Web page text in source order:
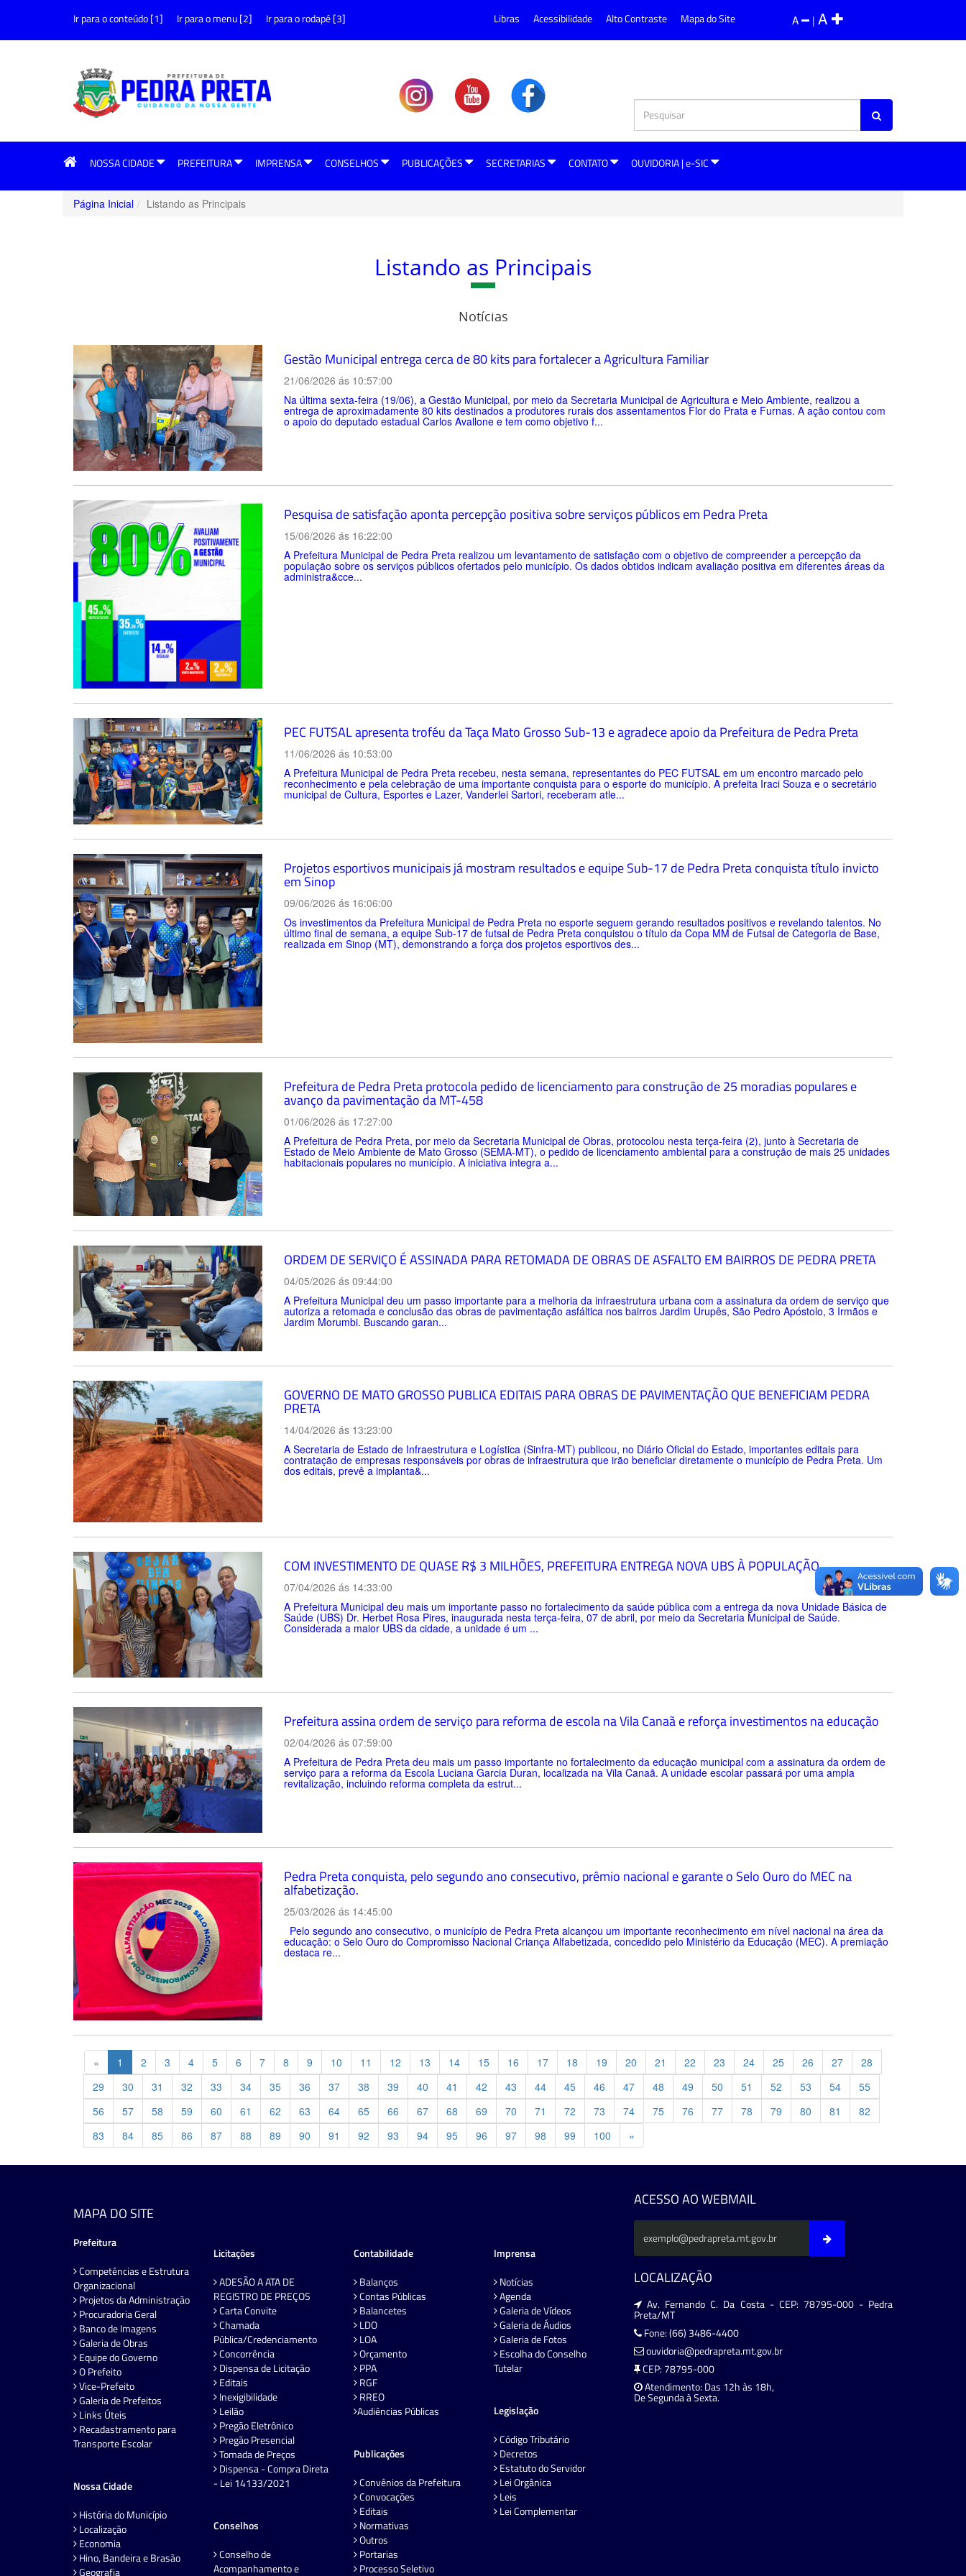
Ir para o conteúdo [1] Ir para o menu [2] Ir para o rodapé [3] A | A
Libras Acessibilidade Alto Contraste Mapa do Site
NOSSA CIDADE PREFEITURA IMPRENSA CONSELHOS PUBLICAÇÕES SECRETARIAS CONTATO OUVIDORIA | e-SIC
Página Inicial Listando as Principais
Listando as Principais
Notícias
Gestão Municipal entrega cerca de 80 kits para fortalecer a Agricultura Familiar
21/06/2026 ás 10:57:00
Na última sexta-feira (19/06), a Gestão Municipal, por meio da Secretaria Municipal de Agricultura e Meio Ambiente, realizou a
entrega de aproximadamente 80 kits destinados a produtores rurais dos assentamentos Flor do Prata e Furnas. A ação contou com
o apoio do deputado estadual Carlos Avallone e tem como objetivo f...
Pesquisa de satisfação aponta percepção positiva sobre serviços públicos em Pedra Preta
15/06/2026 ás 16:22:00
A Prefeitura Municipal de Pedra Preta realizou um levantamento de satisfação com o objetivo de compreender a percepção da
população sobre os serviços públicos ofertados pelo município. Os dados obtidos indicam avaliação positiva em diferentes áreas da
administra&cce...
PEC FUTSAL apresenta troféu da Taça Mato Grosso Sub-13 e agradece apoio da Prefeitura de Pedra Preta
11/06/2026 ás 10:53:00
A Prefeitura Municipal de Pedra Preta recebeu, nesta semana, representantes do PEC FUTSAL em um encontro marcado pelo
reconhecimento e pela celebração de uma importante conquista para o esporte do município. A prefeita Iraci Souza e o secretário
municipal de Cultura, Esportes e Lazer, Vanderlei Sartori, receberam atle...
Projetos esportivos municipais já mostram resultados e equipe Sub-17 de Pedra Preta conquista título invicto
em Sinop
09/06/2026 ás 16:06:00
Os investimentos da Prefeitura Municipal de Pedra Preta no esporte seguem gerando resultados positivos e revelando talentos. No
último final de semana, a equipe Sub-17 de futsal de Pedra Preta conquistou o título da Copa MM de Futsal de Categoria de Base,
realizada em Sinop (MT), demonstrando a força dos projetos esportivos des...
Prefeitura de Pedra Preta protocola pedido de licenciamento para construção de 25 moradias populares e
avanço da pavimentação da MT-458
01/06/2026 ás 17:27:00
A Prefeitura de Pedra Preta, por meio da Secretaria Municipal de Obras, protocolou nesta terça-feira (2), junto à Secretaria de
Estado de Meio Ambiente de Mato Grosso (SEMA-MT), o pedido de licenciamento ambiental para a construção de mais 25 unidades
habitacionais populares no município. A iniciativa integra a...
ORDEM DE SERVIÇO É ASSINADA PARA RETOMADA DE OBRAS DE ASFALTO EM BAIRROS DE PEDRA PRETA
04/05/2026 ás 09:44:00
A Prefeitura Municipal deu um passo importante para a melhoria da infraestrutura urbana com a assinatura da ordem de serviço que
autoriza a retomada e conclusão das obras de pavimentação asfáltica nos bairros Jardim Urupês, São Pedro Apóstolo, 3 Irmãos e
Jardim Morumbi. Buscando garan...
GOVERNO DE MATO GROSSO PUBLICA EDITAIS PARA OBRAS DE PAVIMENTAÇÃO QUE BENEFICIAM PEDRA
PRETA
14/04/2026 ás 13:23:00
A Secretaria de Estado de Infraestrutura e Logística (Sinfra-MT) publicou, no Diário Oficial do Estado, importantes editais para
contratação de empresas responsáveis por obras de infraestrutura que irão beneficiar diretamente o município de Pedra Preta. Um
dos editais, prevê a implanta&...
COM INVESTIMENTO DE QUASE R$ 3 MILHÕES, PREFEITURA ENTREGA NOVA UBS À POPULAÇÃO
07/04/2026 ás 14:33:00
A Prefeitura Municipal deu mais um importante passo no fortalecimento da saúde pública com a entrega da nova Unidade Básica de
Saúde (UBS) Dr. Herbet Rosa Pires, inaugurada nesta terça-feira, 07 de abril, por meio da Secretaria Municipal de Saúde.
Considerada a maior UBS da cidade, a unidade é um ...
Prefeitura assina ordem de serviço para reforma de escola na Vila Canaã e reforça investimentos na educação
02/04/2026 ás 07:59:00
A Prefeitura de Pedra Preta deu mais um passo importante no fortalecimento da educação municipal com a assinatura da ordem de
serviço para a reforma da Escola Luciana Garcia Duran, localizada na Vila Canaã. A unidade escolar passará por uma ampla
revitalização, incluindo reforma completa da estrut...
Pedra Preta conquista, pelo segundo ano consecutivo, prêmio nacional e garante o Selo Ouro do MEC na
alfabetização.
25/03/2026 ás 14:45:00
Pelo segundo ano consecutivo, o município de Pedra Preta alcançou um importante reconhecimento em nível nacional na área da
educação: o Selo Ouro do Compromisso Nacional Criança Alfabetizada, concedido pelo Ministério da Educação (MEC). A premiação
destaca re...
« Previous
1 2 3 4 5 6 7 8 9 10 11 12 13 14 15 16 17 18 19 20 21 22 23 24 25 26 27
28
29
30 31 32 33 34 35 36 37 38 39 40 41 42 43 44 45 46 47 48 49 50 51 52 53 54
55
56
57 58 59 60 61 62 63 64 65 66 67 68 69 70 71 72 73 74 75 76 77 78 79 80 81
82
83
84 85 86 87 88 89 90 91 92 93 94 95 96 97 98 99 100 »
MAPA DO SITE
Prefeitura
Competências e Estrutura
Organizacional
Projetos da Administração
Procuradoria Geral
Banco de Imagens
Galeria de Obras
Equipe do Governo
O Prefeito
Vice-Prefeito
Galeria de Prefeitos
Links Úteis
Recadastramento para
Transporte Escolar
Nossa Cidade
História do Município
Localização
Economia
Hino, Bandeira e Brasão
Geografia
Licitações
ADESÃO A ATA DE
REGISTRO DE PREÇOS
Carta Convite
Chamada
Pública/Credenciamento
Concorrência
Dispensa de Licitação
Editais
Inexigibilidade
Leilão
Pregão Eletrônico
Pregão Presencial
Tomada de Preços
Dispensa - Compra Direta
- Lei 14133/2021
Conselhos
Conselho de
Acompanhamento e
Contabilidade
Balanços
Contas Públicas
Balancetes
LDO
LOA
Orçamento
PPA
RGF
RREO
Audiências Públicas
Publicações
Convênios da Prefeitura
Convocações
Editais
Normativas
Outros
Portarias
Processo Seletivo
Imprensa
Notícias
Agenda
Galeria de Vídeos
Galeria de Áudios
Galeria de Fotos
Escolha do Conselho
Tutelar
Legislação
Código Tributário
Decretos
Estatuto do Servidor
Lei Orgânica
Leis
Lei Complementar
ACESSO AO WEBMAIL
LOCALIZAÇÃO
Av. Fernando C. Da Costa - CEP: 78795-000 - Pedra
Preta/MT
Fone: (66) 3486-4400
ouvidoria@pedrapreta.mt.gov.br
CEP: 78795-000
Atendimento: Das 12h às 18h,
De Segunda à Sexta.